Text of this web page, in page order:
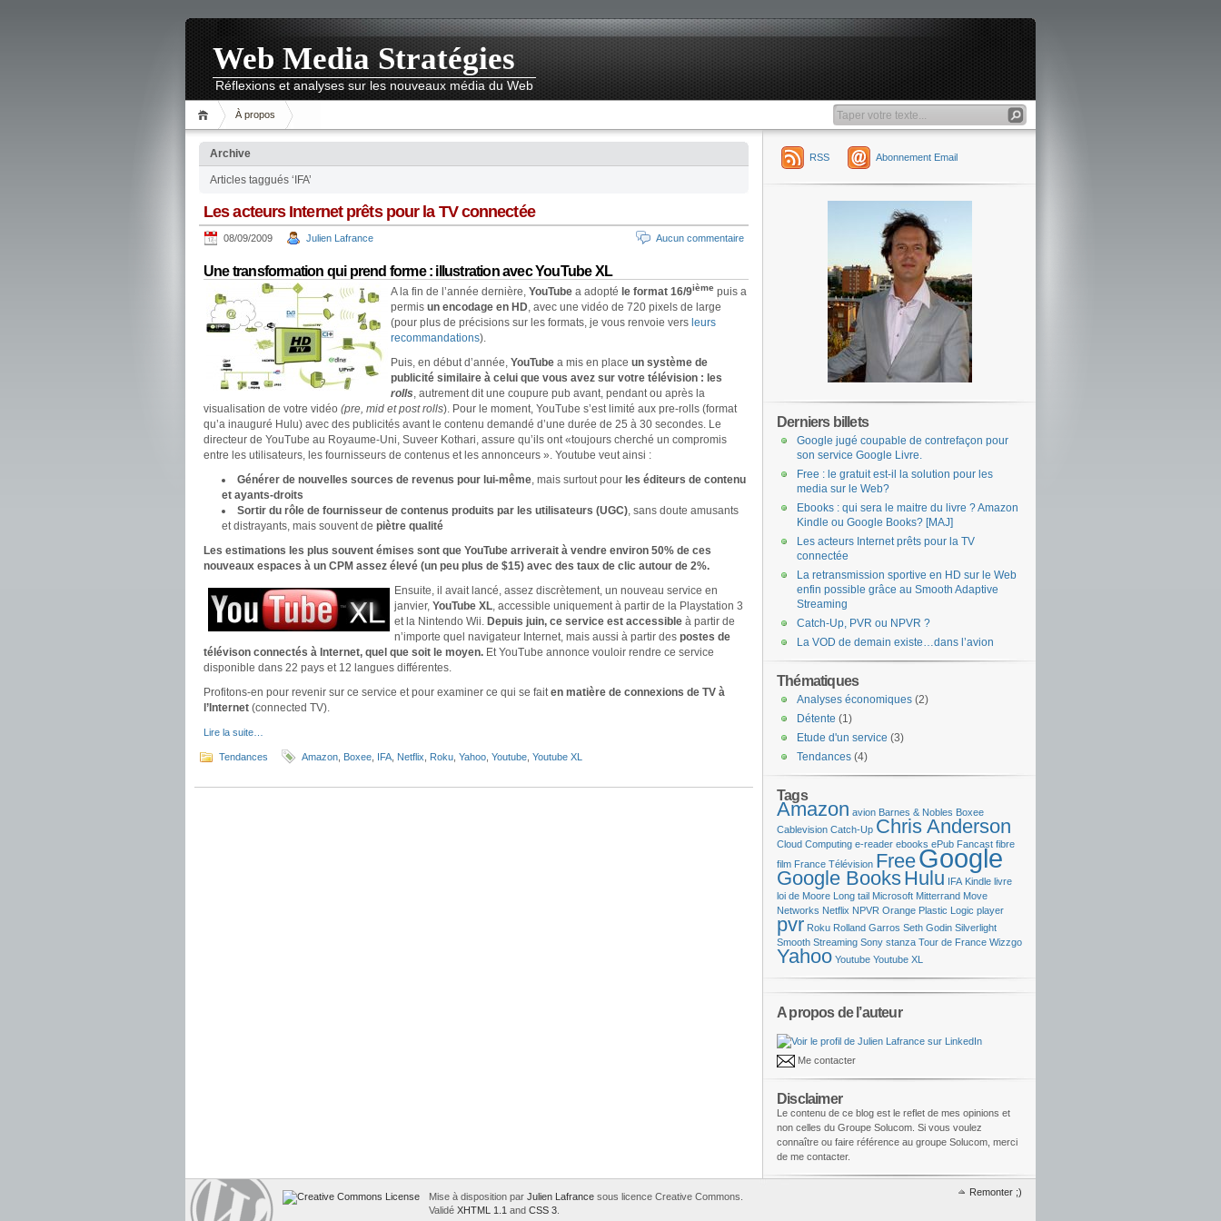
Web Media Stratégies
Réflexions et analyses sur les nouveaux média du Web
À propos
Archive
Articles taggués ‘IFA’
Les acteurs Internet prêts pour la TV connectée
08/09/2009 Julien Lafrance Aucun commentaire
Une transformation qui prend forme : illustration avec YouTube XL
A la fin de l’année dernière, YouTube a adopté le format 16/9ième puis a
permis un encodage en HD, avec une vidéo de 720 pixels de large
(pour plus de précisions sur les formats, je vous renvoie vers leurs
recommandations).
Puis, en début d’année, YouTube a mis en place un système de
publicité similaire à celui que vous avez sur votre télévision : les
rolls, autrement dit une coupure pub avant, pendant ou après la
visualisation de votre vidéo (pre, mid et post rolls). Pour le moment, YouTube s’est limité aux pre-rolls (format
qu’a inauguré Hulu) avec des publicités avant le contenu demandé d’une durée de 25 à 30 secondes. Le
directeur de YouTube au Royaume-Uni, Suveer Kothari, assure qu’ils ont «toujours cherché un compromis
entre les utilisateurs, les fournisseurs de contenus et les annonceurs ». Youtube veut ainsi :
Générer de nouvelles sources de revenus pour lui-même, mais surtout pour les éditeurs de contenu
et ayants-droits
Sortir du rôle de fournisseur de contenus produits par les utilisateurs (UGC), sans doute amusants
et distrayants, mais souvent de piètre qualité
Les estimations les plus souvent émises sont que YouTube arriverait à vendre environ 50% de ces
nouveaux espaces à un CPM assez élevé (un peu plus de $15) avec des taux de clic autour de 2%.
Ensuite, il avait lancé, assez discrètement, un nouveau service en
janvier, YouTube XL, accessible uniquement à partir de la Playstation 3
et la Nintendo Wii. Depuis juin, ce service est accessible à partir de
n’importe quel navigateur Internet, mais aussi à partir des postes de
télévison connectés à Internet, quel que soit le moyen. Et YouTube annonce vouloir rendre ce service
disponible dans 22 pays et 12 langues différentes.
Profitons-en pour revenir sur ce service et pour examiner ce qui se faiten matière de connexions de TV à
l’Internet (connected TV).
Lire la suite…
Tendances Amazon Boxee IFA Netflix Roku Yahoo Youtube Youtube XL
RSS Abonnement Email
Derniers billets
Google jugé coupable de contrefaçon pour
son service Google Livre.
Free : le gratuit est-il la solution pour les
media sur le Web?
Ebooks : qui sera le maitre du livre ? Amazon
Kindle ou Google Books? [MAJ]
Les acteurs Internet prêts pour la TV
connectée
La retransmission sportive en HD sur le Web
enfin possible grâce au Smooth Adaptive
Streaming
Catch-Up, PVR ou NPVR ?
La VOD de demain existe…dans l’avion
Thématiques
Analyses économiques (2)
Détente (1)
Etude d'un service (3)
Tendances (4)
Tags
Amazon avion Barnes & Nobles Boxee
Cablevision Catch-Up Chris Anderson
Cloud Computing e-reader ebooks ePub Fancast fibre
film France Télévision FreeGoogle
Google BooksHulu IFA Kindle livre
loi de Moore Long tail Microsoft Mitterrand Move
Networks Netflix NPVR Orange Plastic Logic player
pvr Roku Rolland Garros Seth Godin Silverlight
Smooth Streaming Sony stanza Tour de France Wizzgo
Yahoo Youtube Youtube XL
A propos de l’auteur
Me contacter
Disclaimer
Le contenu de ce blog est le reflet de mes opinions et
non celles du Groupe Solucom. Si vous voulez
connaître ou faire référence au groupe Solucom, merci
de me contacter.
Remonter ;)
Mise à disposition par Julien Lafrance sous licence Creative Commons.
Validé XHTML 1.1 and CSS 3